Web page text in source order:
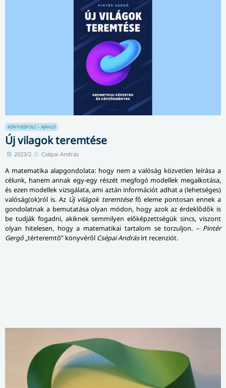
KÖNYVESPOLC – AJÁNLÓ
Új vilagok teremtése
2023/2. Csépai András
A matematika alapgondolata: hogy nem a valóság közvetlen leírása a
célunk, hanem annak egy-egy részét megfogó modellek megalkotása,
és ezen modellek vizsgálata, ami aztán információt adhat a (lehetséges)
valóság(ok)ról is. Az Új világok teremtésefő eleme pontosan ennek a
gondolatnak a bemutatása olyan módon, hogy azok az érdeklődők is
be tudják fogadni, akiknek semmilyen előképzettségük sincs, viszont
olyan hitelesen, hogy a matematikai tartalom se torzuljon. – Pintér
Gergő„térteremtő” könyvéről Csépai Andrásírt recenziót.